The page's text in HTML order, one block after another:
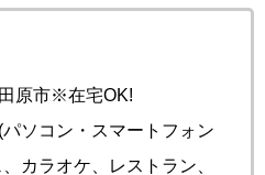
原市※在宅OK!
ソコン・スマートフォン
カラオケ、レストラン、